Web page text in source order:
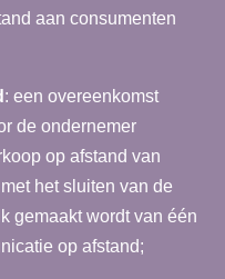
aan consumenten
: een overeenkomst
de ondernemer
op afstand van
het sluiten van de
gemaakt wordt van één
op afstand;